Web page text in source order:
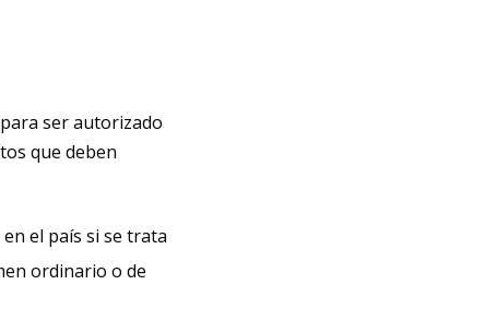
ser autorizado
que deben
el país si se trata
ordinario o de